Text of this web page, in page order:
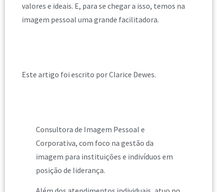
valores e ideais. E, para se chegar a isso, temos na
imagem pessoal uma grande facilitadora.
Este artigo foi escrito por Clarice Dewes.
Consultora de Imagem Pessoal e
Corporativa, com foco na gestão da
imagem para instituições e indivíduos em
posição de liderança.